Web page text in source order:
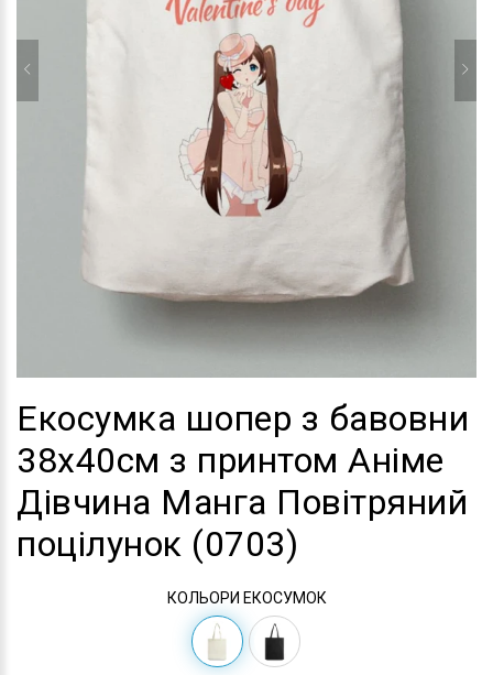
Екосумка шопер з бавовни
38х40см з принтом Аніме
Дівчина Манга Повітряний
поцілунок (0703)
КОЛЬОРИ ЕКОСУМОК